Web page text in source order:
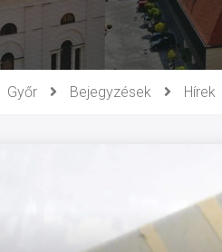
Győr Bejegyzések Hírek